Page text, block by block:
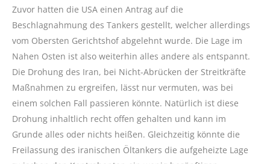
Zuvor hatten die USA einen Antrag auf die
Beschlagnahmung des Tankers gestellt, welcher allerdings
vom Obersten Gerichtshof abgelehnt wurde. Die Lage im
Nahen Osten ist also weiterhin alles andere als entspannt.
Die Drohung des Iran, bei Nicht-Abrücken der Streitkräfte
Maßnahmen zu ergreifen, lässt nur vermuten, was bei
einem solchen Fall passieren könnte. Natürlich ist diese
Drohung inhaltlich recht offen gehalten und kann im
Grunde alles oder nichts heißen. Gleichzeitig könnte die
Freilassung des iranischen Öltankers die aufgeheizte Lage